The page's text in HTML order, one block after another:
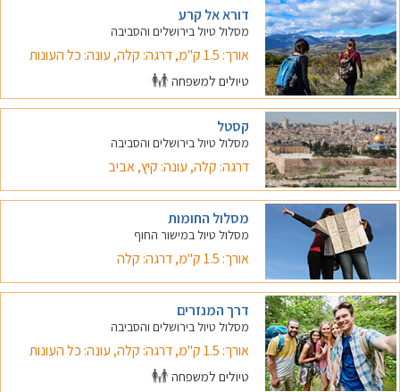
דורא אל קרע
מסלול טיול בירושלים והסביבה
אורך: 1.5 ק"מ, דרגה: קלה, עונה: כל העונות
טיולים למשפחה
קסטל
מסלול טיול בירושלים והסביבה
דרגה: קלה, עונה: קיץ, אביב
מסלול החומות
מסלול טיול במישור החוף
אורך: 1.5 ק"מ, דרגה: קלה
דרך המנזרים
מסלול טיול בירושלים והסביבה
אורך: 1.5 ק"מ, דרגה: קלה, עונה: כל העונות
טיולים למשפחה